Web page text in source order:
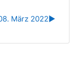
▶︎
März 2022